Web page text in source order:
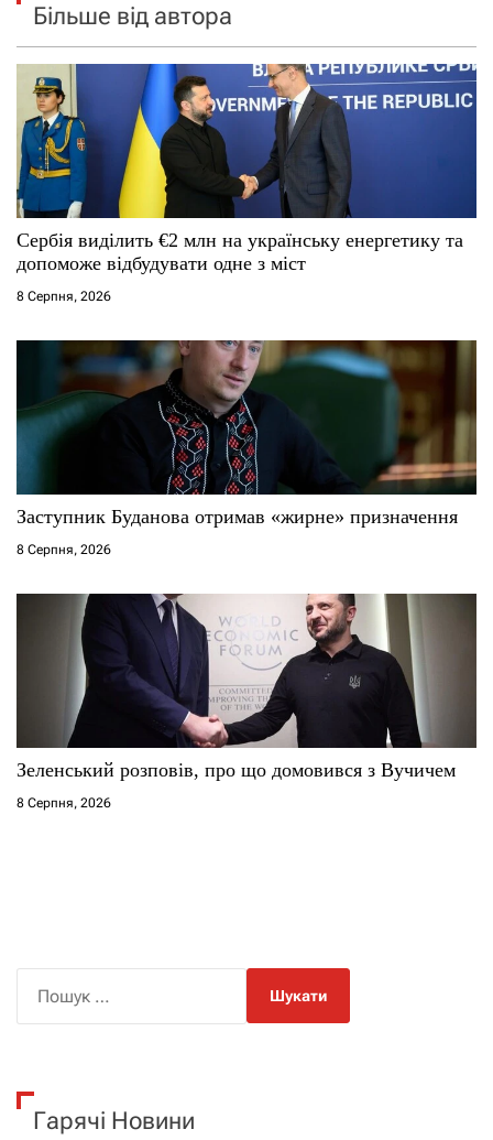
Більше від автора
Сербія виділить €2 млн на українську енергетику та
допоможе відбудувати одне з міст
8 Серпня, 2026
Заступник Буданова отримав «жирне» призначення
8 Серпня, 2026
Зеленський розповів, про що домовився з Вучичем
8 Серпня, 2026
к
Гарячі Новини